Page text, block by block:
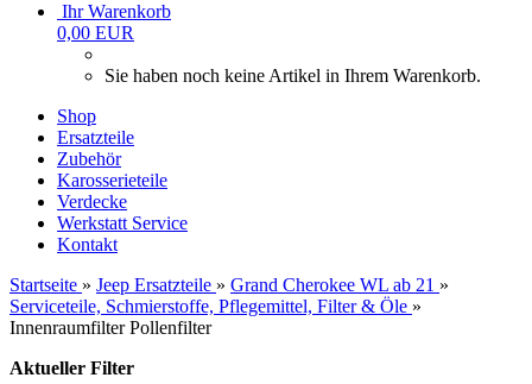
Ihr Warenkorb
0,00 EUR
Sie haben noch keine Artikel in Ihrem Warenkorb.
Shop
Ersatzteile
Zubehör
Karosserieteile
Verdecke
Werkstatt Service
Kontakt
Startseite » Jeep Ersatzteile » Grand Cherokee WL ab 21 »
Serviceteile, Schmierstoffe, Pflegemittel, Filter & Öle »
Innenraumfilter Pollenfilter
Aktueller Filter